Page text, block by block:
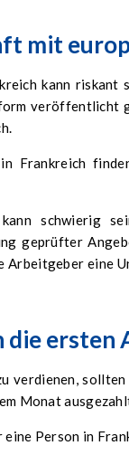
mit
kann riskant
veröffentlicht
Frankreich
schwierig
geprüfter
Arbeitgeber eine
ersten
verdienen,
Monat
Person in